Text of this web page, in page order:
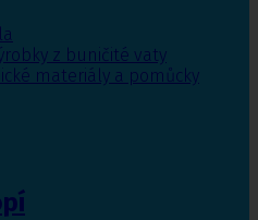
z buničité vaty
materiály a pomůcky